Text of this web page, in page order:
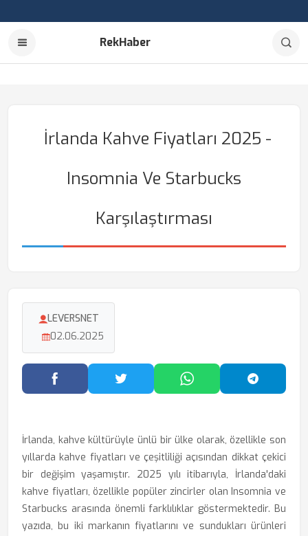
RekHaber
İrlanda Kahve Fiyatları 2025 -
Insomnia Ve Starbucks
Karşılaştırması
LEVERSNET
02.06.2025
Facebook'ta PaylaşTwitter'da PaylaşWhatsApp'ta Paylaş
İrlanda, kahve kültürüyle ünlü bir ülke olarak, özellikle son
yıllarda kahve fiyatları ve çeşitliliği açısından dikkat çekici
bir değişim yaşamıştır. 2025 yılı itibarıyla, İrlanda'daki
kahve fiyatları, özellikle popüler zincirler olan Insomnia ve
Starbucks arasında önemli farklılıklar göstermektedir. Bu
yazıda, bu iki markanın fiyatlarını ve sundukları ürünleri